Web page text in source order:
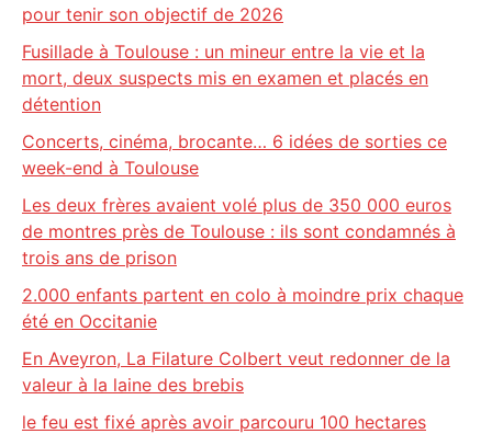
pour tenir son objectif de 2026
Fusillade à Toulouse : un mineur entre la vie et la
mort, deux suspects mis en examen et placés en
détention
Concerts, cinéma, brocante… 6 idées de sorties ce
week-end à Toulouse
Les deux frères avaient volé plus de 350 000 euros
de montres près de Toulouse : ils sont condamnés à
trois ans de prison
2.000 enfants partent en colo à moindre prix chaque
été en Occitanie
En Aveyron, La Filature Colbert veut redonner de la
valeur à la laine des brebis
le feu est fixé après avoir parcouru 100 hectares